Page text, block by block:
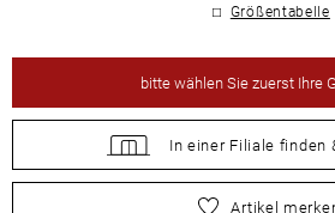
Größentabelle
bittewählen Sie zuerst Ihre
In einer Filiale finden
wählen Sie zuerst Ihre
Artikel